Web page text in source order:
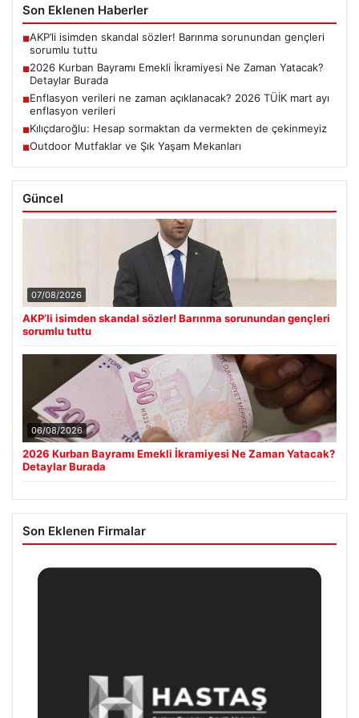
Son Eklenen Haberler
■AKP’li isimden skandal sözler! Barınma sorunundan gençleri
sorumlu tuttu
■2026 Kurban Bayramı Emekli İkramiyesi Ne Zaman Yatacak?
Detaylar Burada
■Enflasyon verileri ne zaman açıklanacak? 2026 TÜİK mart ayı
enflasyon verileri
■Kılıçdaroğlu: Hesap sormaktan da vermekten de çekinmeyiz
■Outdoor Mutfaklar ve Şık Yaşam Mekanları
Güncel
07/08/2026
AKP’li isimden skandal sözler! Barınma sorunundan gençleri
sorumlu tuttu
06/08/2026
2026 Kurban Bayramı Emekli İkramiyesi Ne Zaman Yatacak?
Detaylar Burada
Son Eklenen Firmalar